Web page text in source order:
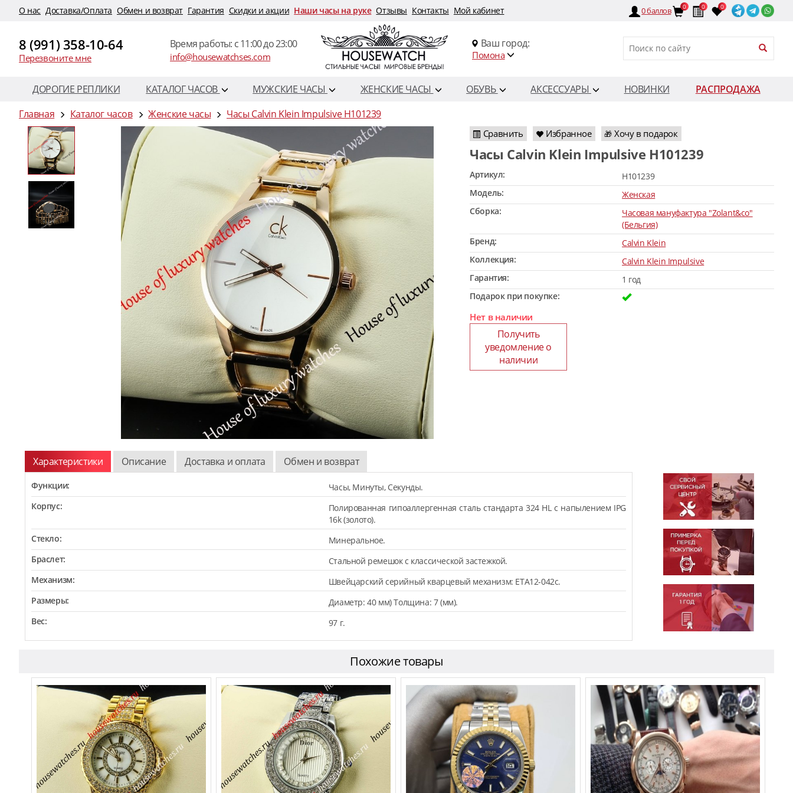
O нас Доставка/Оплата Обмен и возврат Гарантия Скидки и акции Наши часы на руке Отзывы Контакты Мой кабинет 0баллов 0 0 0
8 (991) 358-10-64
Перезвоните мне
Время работы: c 11:00 до 23:00
info@housewatchses.com
Ваш город:
Помона
ДОРОГИЕ РЕПЛИКИ КАТАЛОГ ЧАСОВ МУЖСКИЕ ЧАСЫ ЖЕНСКИЕ ЧАСЫ ОБУВЬ АКСЕССУАРЫ НОВИНКИ
РАСПРОДАЖА
Главная
Каталог часов Женские часы Часы Calvin Klein Impulsive H101239
Сравнить Избранное 🎁 Хочу в подарок
Часы Calvin Klein Impulsive H101239
Артикул:
H101239
Модель:
Женская
Сборка:
Часовая мануфактура "Zolant&co"
(Бельгия)
Бренд:
Calvin Klein
Коллекция:
Calvin Klein Impulsive
Гарантия:
1 год
Подарок при покупке:
Нет в наличии
Получить
уведомление о
наличии
Характеристики Описание Доставка и оплата Обмен и возврат
Функции:
Часы, Минуты, Секунды.
Корпус:
Полированная гипоаллергенная сталь стандарта 324 HL с напылением IPG
16k (золото).
Стекло:
Минеральное.
Браслет:
Стальной ремешок с классической застежкой.
Механизм:
Швейцарский серийный кварцевый механизм: ETA12-042c.
Размеры:
Диаметр: 40 мм) Толщина: 7 (мм).
Вес:
97 г.
Похожие товары